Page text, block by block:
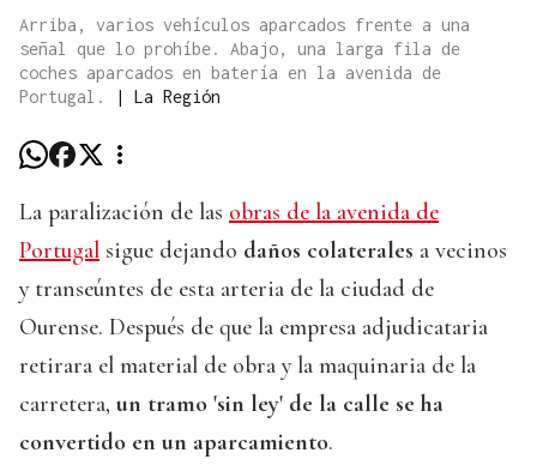
Arriba, varios vehículos aparcados frente a una
señal que lo prohíbe. Abajo, una larga fila de
coches aparcados en batería en la avenida de
Portugal.
| La Región
La paralización de las obras de la avenida de
Portugal sigue dejando daños colaterales a vecinos
y transeúntes de esta arteria de la ciudad de
Ourense. Después de que la empresa adjudicataria
retirara el material de obra y la maquinaria de la
carretera, un tramo 'sin ley' de la calle se ha
convertido en un aparcamiento.